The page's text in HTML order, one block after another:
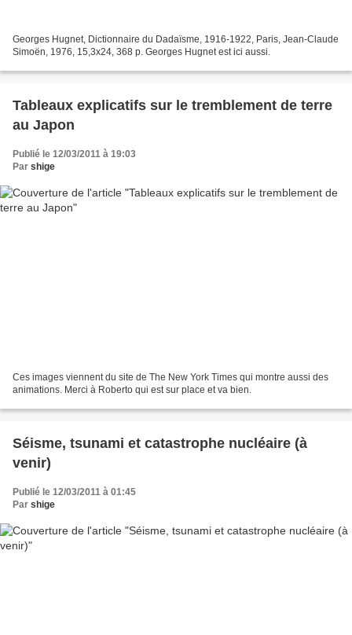
Georges Hugnet, Dictionnaire du Dadaïsme, 1916-1922, Paris, Jean-Claude
Simoën, 1976, 15,3x24, 368 p. Georges Hugnet est ici aussi.
Tableaux explicatifs sur le tremblement de terre
au Japon
Publié le 12/03/2011 à 19:03
Par shige
Ces images viennent du site de The New York Times qui montre aussi des
animations. Merci à Roberto qui est sur place et va bien.
Séisme, tsunami et catastrophe nucléaire (à
venir)
Publié le 12/03/2011 à 01:45
Par shige